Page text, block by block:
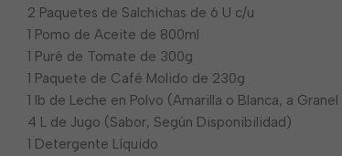
2 Paquetes de Salchichas de 6 U c/u
1 Pomo de Aceite de 800ml
1 Puré de Tomate de 300g
1 Paquete de Café Molido de 230g
1 lb de Leche en Polvo (Amarilla o Blanca, a
4 L de Jugo (Sabor, Según Disponibilidad)
1 Detergente Líquido